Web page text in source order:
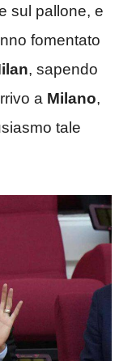
sul pallone, e
fomentato
, sapendo
a Milano,
tale